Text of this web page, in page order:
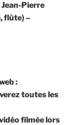
Pierre
flûte) –
:
toutes les
filmée lors